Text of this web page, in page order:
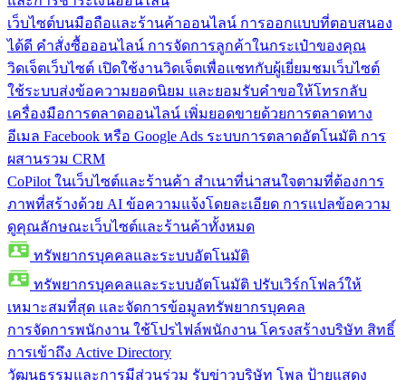
เว็บไซต์บนมือถือและร้านค้าออนไลน์ การออกแบบที่ตอบสนอง
ได้ดี คำสั่งซื้อออนไลน์ การจัดการลูกค้าในกระเป๋าของคุณ
วิดเจ็ตเว็บไซต์ เปิดใช้งานวิดเจ็ตเพื่อแชทกับผู้เยี่ยมชมเว็บไซต์
ใช้ระบบส่งข้อความยอดนิยม และยอมรับคำขอให้โทรกลับ
เครื่องมือการตลาดออนไลน์ เพิ่มยอดขายด้วยการตลาดทาง
อีเมล Facebook หรือ Google Ads ระบบการตลาดอัตโนมัติ การ
ผสานรวม CRM
CoPilot ในเว็บไซต์และร้านค้า สำเนาที่น่าสนใจตามที่ต้องการ
ภาพที่สร้างด้วย AI ข้อความแจ้งโดยละเอียด การแปลข้อความ
ดูคุณลักษณะเว็บไซต์และร้านค้าทั้งหมด
ทรัพยากรบุคคลและระบบอัตโนมัติ
ทรัพยากรบุคคลและระบบอัตโนมัติ ปรับเวิร์กโฟลว์ให้
เหมาะสมที่สุด และจัดการข้อมูลทรัพยากรบุคคล
การจัดการพนักงาน ใช้โปรไฟล์พนักงาน โครงสร้างบริษัท สิทธิ์
การเข้าถึง Active Directory
วัฒนธรรมและการมีส่วนร่วม รับข่าวบริษัท โพล ป้ายแสดง